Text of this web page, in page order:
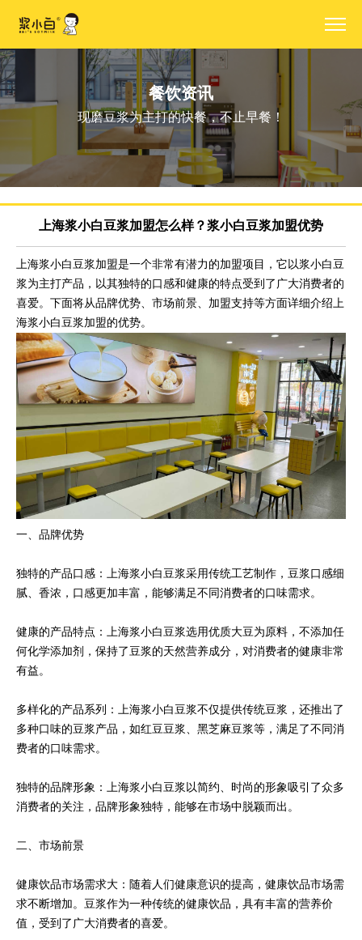
餐饮资讯
现磨豆浆为主打的快餐，不止早餐！
上海浆小白豆浆加盟怎么样？浆小白豆浆加盟优势
上海浆小白豆浆加盟是一个非常有潜力的加盟项目，它以浆小白豆
浆为主打产品，以其独特的口感和健康的特点受到了广大消费者的
喜爱。下面将从品牌优势、市场前景、加盟支持等方面详细介绍上
海浆小白豆浆加盟的优势。
一、品牌优势
独特的产品口感：上海浆小白豆浆采用传统工艺制作，豆浆口感细
腻、香浓，口感更加丰富，能够满足不同消费者的口味需求。
健康的产品特点：上海浆小白豆浆选用优质大豆为原料，不添加任
何化学添加剂，保持了豆浆的天然营养成分，对消费者的健康非常
有益。
多样化的产品系列：上海浆小白豆浆不仅提供传统豆浆，还推出了
多种口味的豆浆产品，如红豆豆浆、黑芝麻豆浆等，满足了不同消
费者的口味需求。
独特的品牌形象：上海浆小白豆浆以简约、时尚的形象吸引了众多
消费者的关注，品牌形象独特，能够在市场中脱颖而出。
二、市场前景
健康饮品市场需求大：随着人们健康意识的提高，健康饮品市场需
求不断增加。豆浆作为一种传统的健康饮品，具有丰富的营养价
值，受到了广大消费者的喜爱。